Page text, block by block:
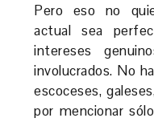
Pero eso no
actual sea
intereses
involucrados. No
escoceses,
por mencionar